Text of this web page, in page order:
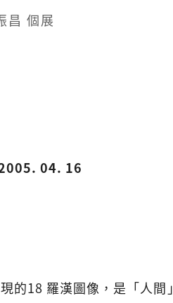
昌 個展
04. 16
的18 羅漢圖像，是「人